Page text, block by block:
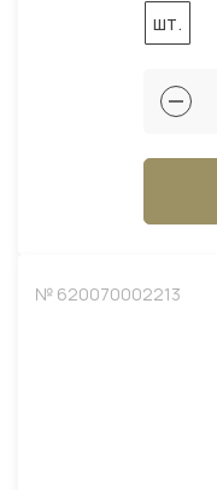
шт.
№ 620070002213